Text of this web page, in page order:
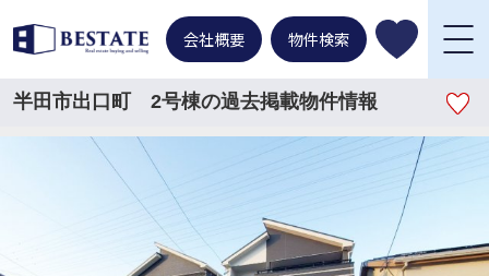
会社概要 物件検索
半田市出口町 2号棟の過去掲載物件情報